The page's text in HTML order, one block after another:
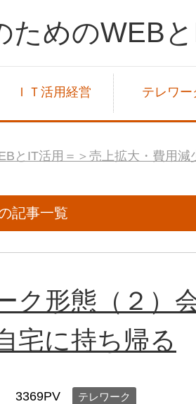
ためのWEB
ＩＴ活用経営 テレワー
とIT活用＝＞売上拡大・費用減
記事一覧
ク形態（２）
宅に持ち帰る
3369PV テレワーク